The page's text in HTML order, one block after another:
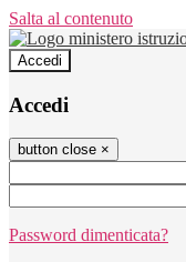
Salta al contenuto
Accedi
Accedi
button close ×
Password dimenticata?